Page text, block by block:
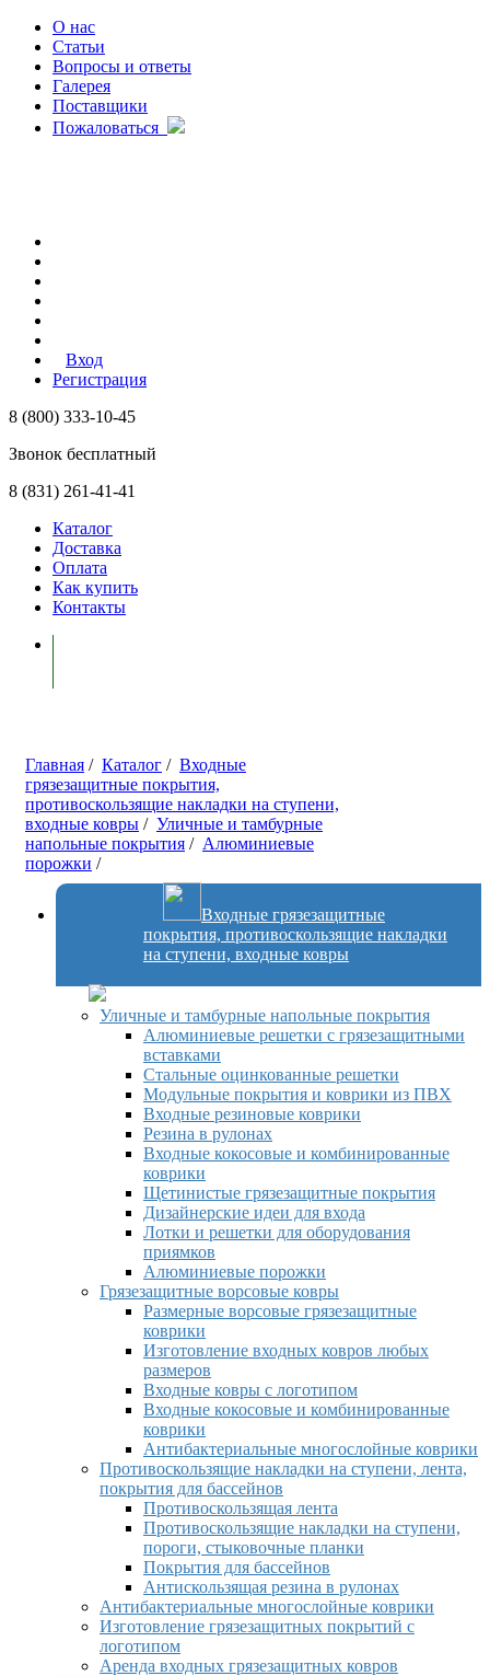
О нас
Статьи
Вопросы и ответы
Галерея
Поставщики
Пожаловаться
Вход
Регистрация
8 (800) 333-10-45
Звонок бесплатный
8 (831) 261-41-41
Каталог
Доставка
Оплата
Как купить
Контакты
Главная / Каталог / Входные
грязезащитные покрытия,
противоскользящие накладки на ступени,
входные ковры / Уличные и тамбурные
напольные покрытия / Алюминиевые
порожки /
Входные грязезащитные
покрытия, противоскользящие накладки
на ступени, входные ковры
Уличные и тамбурные напольные покрытия
Алюминиевые решетки с грязезащитными
вставками
Стальные оцинкованные решетки
Модульные покрытия и коврики из ПВХ
Входные резиновые коврики
Резина в рулонах
Входные кокосовые и комбинированные
коврики
Щетинистые грязезащитные покрытия
Дизайнерские идеи для входа
Лотки и решетки для оборудования
приямков
Алюминиевые порожки
Грязезащитные ворсовые ковры
Размерные ворсовые грязезащитные
коврики
Изготовление входных ковров любых
размеров
Входные ковры с логотипом
Входные кокосовые и комбинированные
коврики
Антибактериальные многослойные коврики
Противоскользящие накладки на ступени, лента,
покрытия для бассейнов
Противоскользящая лента
Противоскользящие накладки на ступени,
пороги, стыковочные планки
Покрытия для бассейнов
Антискользящая резина в рулонах
Антибактериальные многослойные коврики
Изготовление грязезащитных покрытий с
логотипом
Аренда входных грязезащитных ковров